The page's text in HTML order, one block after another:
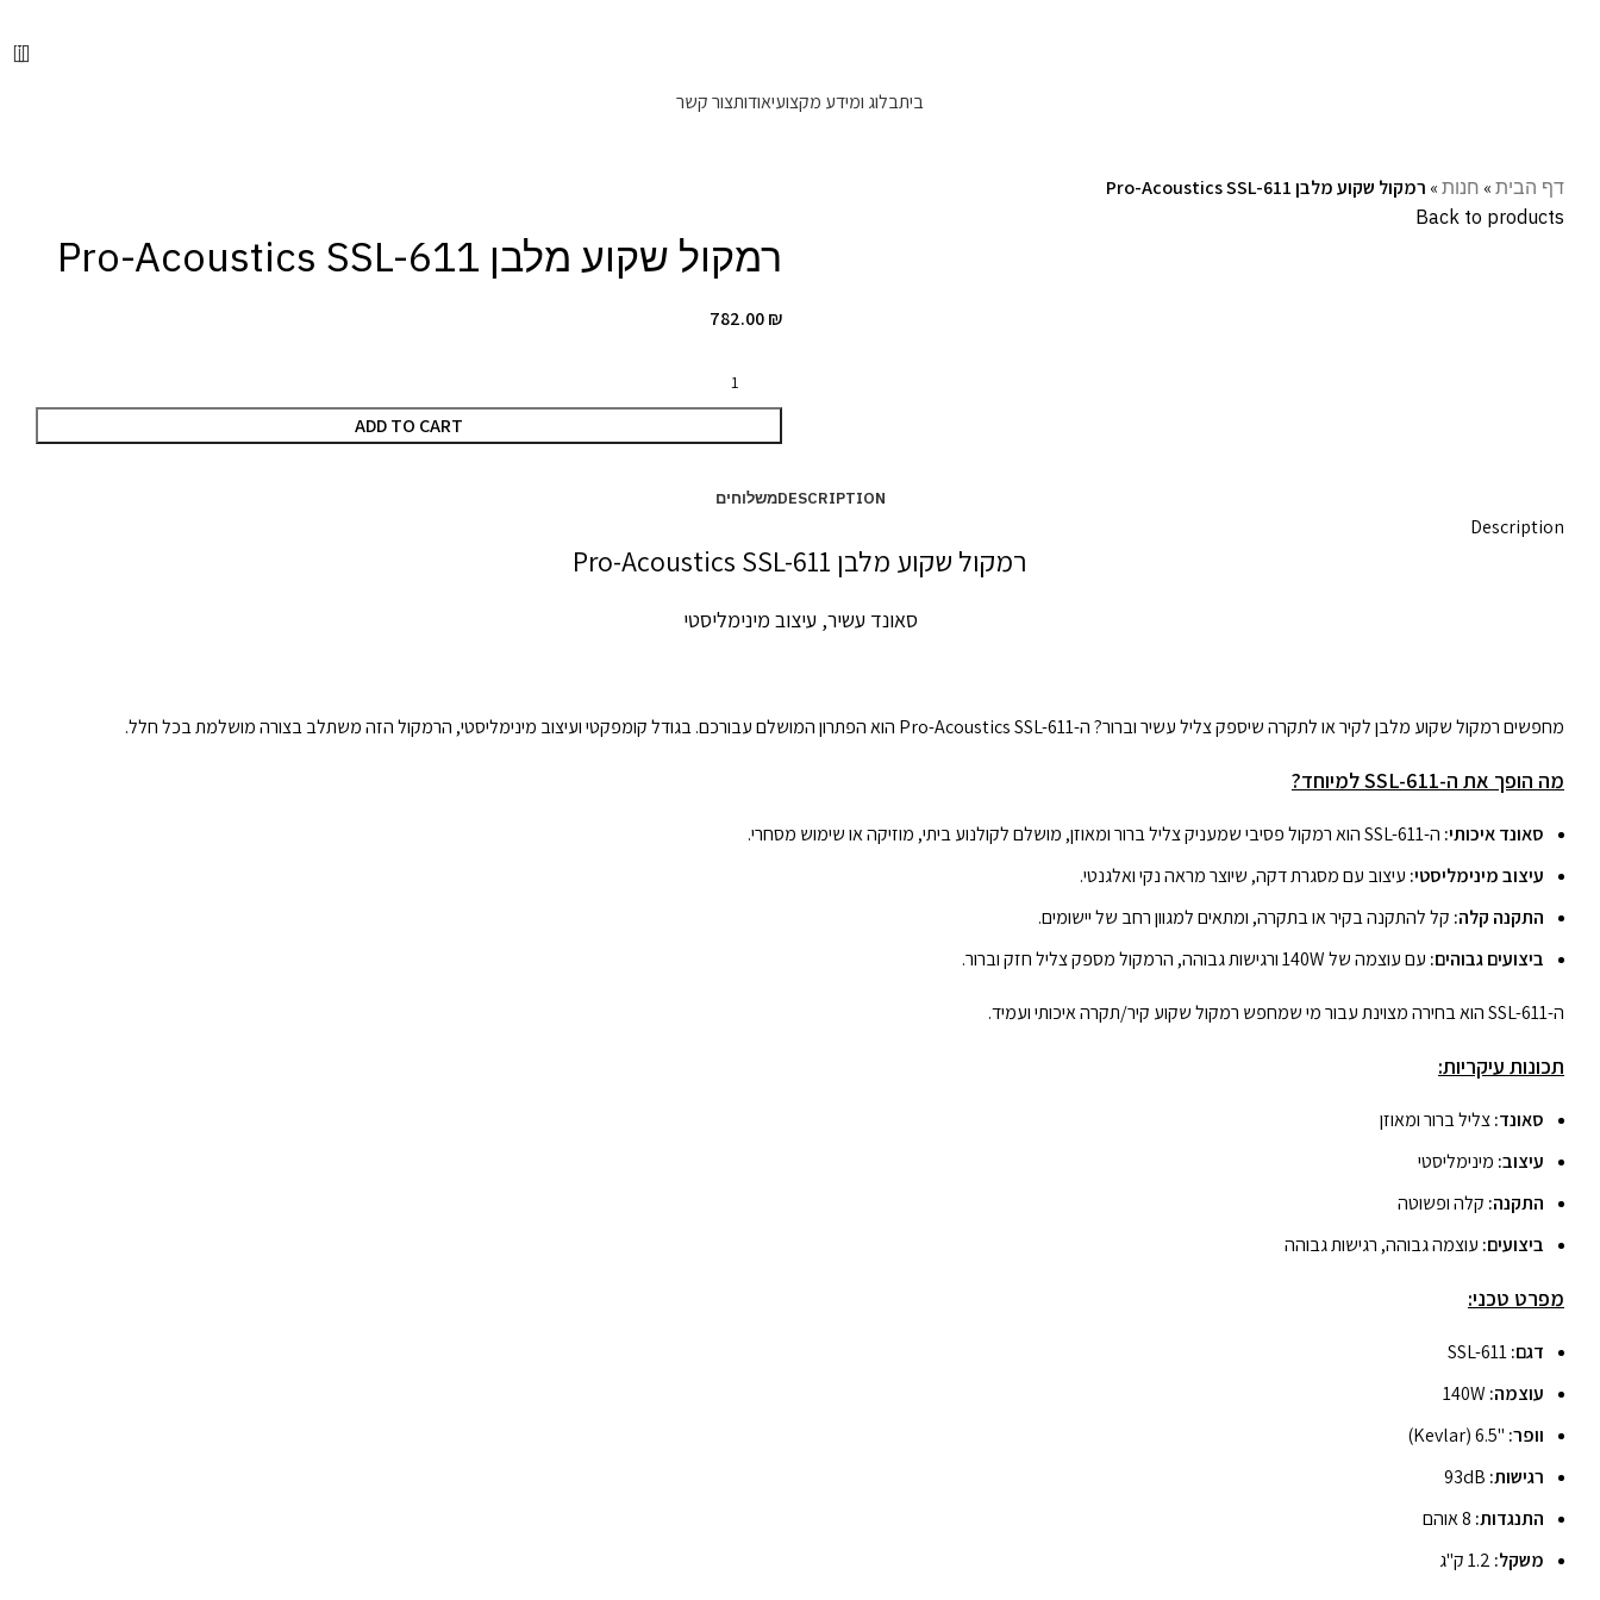
0
ביתבלוג ומידע מקצועיאודותצור קשר
דף הבית » חנות » רמקול שקוע מלבן Pro-Acoustics SSL-611
Back to products
רמקול שקוע מלבן Pro-Acoustics SSL-611
782.00₪
ADD TO CART
DESCRIPTIONמשלוחים
Description
רמקול שקוע מלבן Pro-Acoustics SSL-611
סאונד עשיר, עיצוב מינימליסטי
מחפשים רמקול שקוע מלבן לקיר או לתקרה שיספק צליל עשיר וברור? ה-Pro-Acoustics SSL-611 הוא הפתרון המושלם עבורכם. בגודל קומפקטי ועיצוב מינימליסטי, הרמקול הזה משתלב בצורה מושלמת בכל חלל.
מה הופך את ה-SSL-611 למיוחד?
סאונד איכותי: ה-SSL-611 הוא רמקול פסיבי שמעניק צליל ברור ומאוזן, מושלם לקולנוע ביתי, מוזיקה או שימוש מסחרי.
עיצוב מינימליסטי: עיצוב עם מסגרת דקה, שיוצר מראה נקי ואלגנטי.
התקנה קלה: קל להתקנה בקיר או בתקרה, ומתאים למגוון רחב של יישומים.
ביצועים גבוהים: עם עוצמה של 140W ורגישות גבוהה, הרמקול מספק צליל חזק וברור.
ה-SSL-611 הוא בחירה מצוינת עבור מי שמחפש רמקול שקוע קיר/תקרה איכותי ועמיד.
תכונות עיקריות:
סאונד:צליל ברור ומאוזן
עיצוב: מינימליסטי
התקנה: קלה ופשוטה
ביצועים: עוצמה גבוהה, רגישות גבוהה
מפרט טכני:
דגם:
עוצמה:
וופר: "6.5 (Kevlar)
רגישות:
התנגדות:
משקל: